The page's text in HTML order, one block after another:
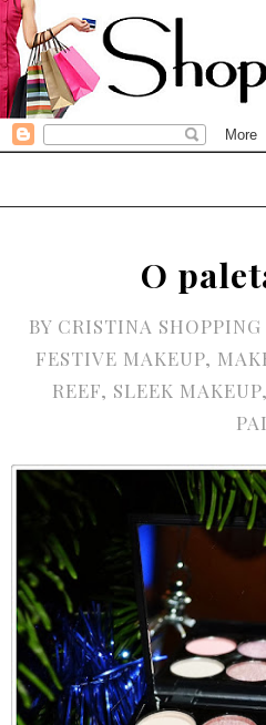
O
BY CRISTINA SHOPPING
FESTIVE MAKEUP,
REEF, SLEEK MAKEUP,